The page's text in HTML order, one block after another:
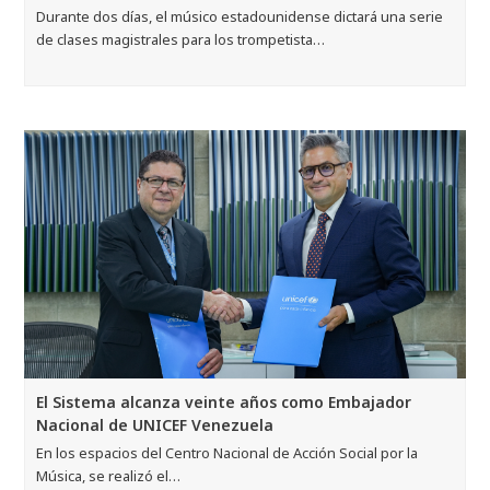
Durante dos días, el músico estadounidense dictará una serie
de clases magistrales para los trompetista…
El Sistema alcanza veinte años como Embajador
Nacional de UNICEF Venezuela
En los espacios del Centro Nacional de Acción Social por la
Música, se realizó el…